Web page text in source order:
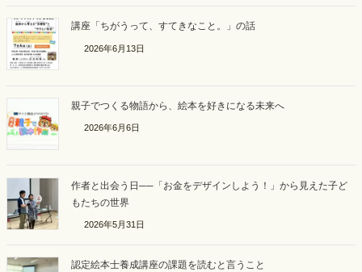
講座「ちがうって、すてきなこと。」の話
2026年6月13日
親子でつくる物語から、絵本を好きになる未来へ
2026年6月6日
作者と出会う日──「お金をデザインしよう！」から見えた子ど
もたちの世界
2026年5月31日
認定絵本士養成講座の課題を読むと言うこと